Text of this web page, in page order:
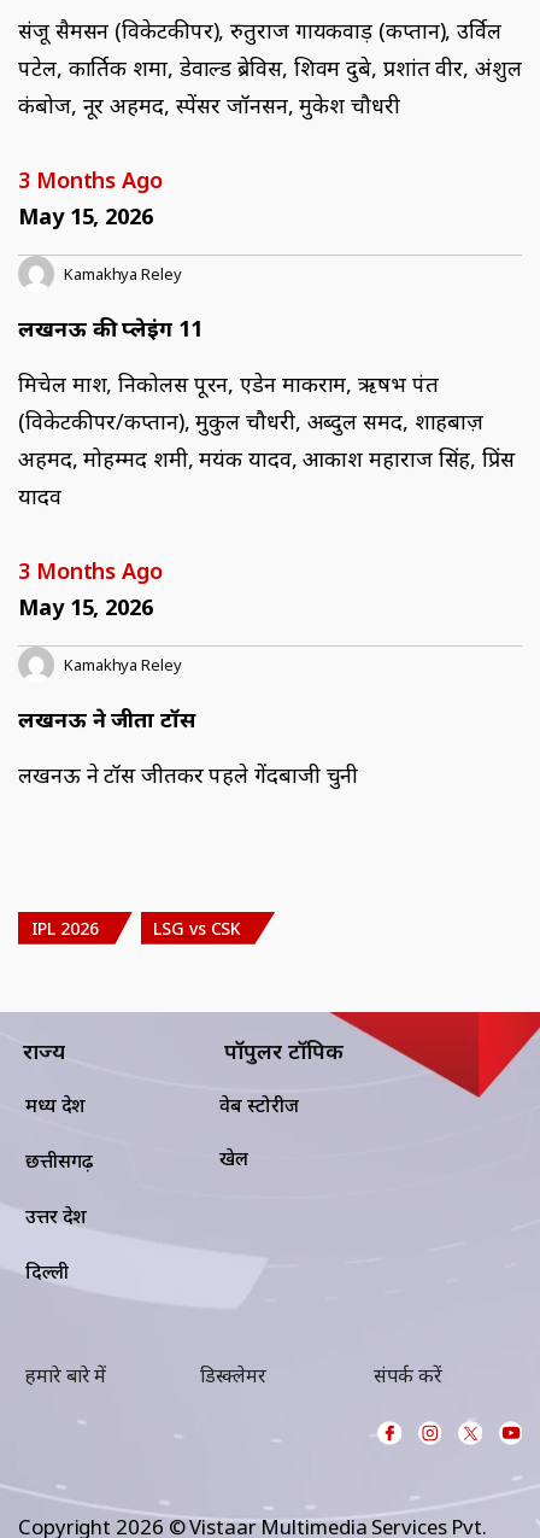
संजू सैमसन (विकेटकीपर), रुतुराज गायकवाड़ (कप्तान), उर्विल
पटेल, कार्तिक शर्मा, डेवाल्ड ब्रेविस, शिवम दुबे, प्रशांत वीर, अंशुल
कंबोज, नूर अहमद, स्पेंसर जॉनसन, मुकेश चौधरी
3 Months Ago
May 15, 2026
Kamakhya Reley
लखनऊ की प्लेइंग 11
मिचेल मार्श, निकोलस पूरन, एडेन मार्कराम, ऋषभ पंत
(विकेटकीपर/कप्तान), मुकुल चौधरी, अब्दुल समद, शाहबाज़
अहमद, मोहम्मद शमी, मयंक यादव, आकाश महाराज सिंह, प्रिंस
यादव
3 Months Ago
May 15, 2026
Kamakhya Reley
लखनऊ ने जीता टॉस
लखनऊ ने टॉस जीतकर पहले गेंदबाजी चुनी
IPL 2026 LSG vs CSK
राज्य
मध्य प्रदेश
छत्तीसगढ़
उत्तर प्रदेश
दिल्ली
पॉपुलर टॉपिक
वेब स्टोरीज
खेल
हमारे बारे में डिस्क्लेमर संपर्क करें
Copyright 2026 © Vistaar Multimedia Services Pvt.